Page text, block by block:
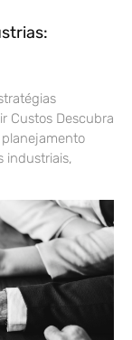
Custos Descubra
industriais,